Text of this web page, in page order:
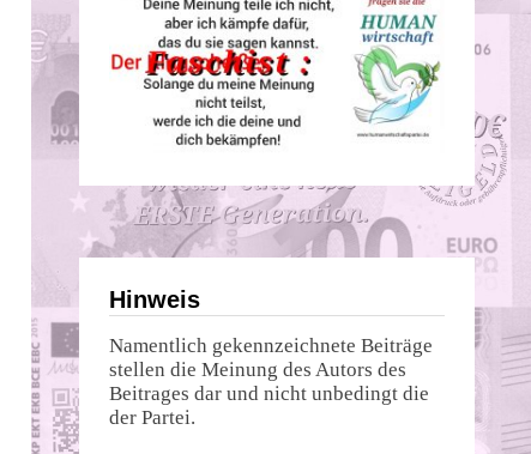
Hinweis
Namentlich gekennzeichnete Beiträge
stellen die Meinung des Autors des
Beitrages dar und nicht unbedingt die
der Partei.